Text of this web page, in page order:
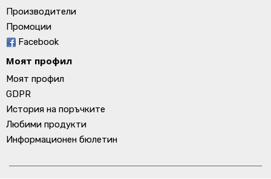
Производители
Промоции
Facebook
Моят профил
Моят профил
GDPR
История на поръчките
Любими продукти
Информационен бюлетин